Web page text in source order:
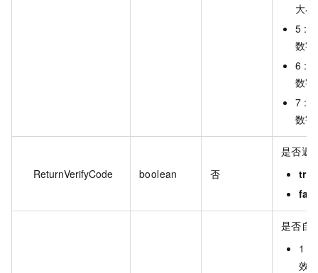
大
5 :
数
6 :
数
7 :
数
ReturnVerifyCode boolean 否
是否返
是否自
1
效